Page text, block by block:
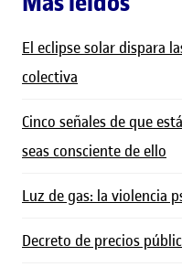
El eclipse solar dispara
colectiva
Cinco señales de que
seas consciente de ello
Luz de gas: la violencia
Decreto de precios